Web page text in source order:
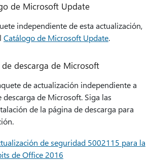
de Microsoft Update
independiente de esta actualización,
Catálogo de Microsoft Update.
descarga de Microsoft
de actualización independiente a
de Microsoft. Siga las
de la página de descarga para
de seguridad 5002115 para la
de Office 2016